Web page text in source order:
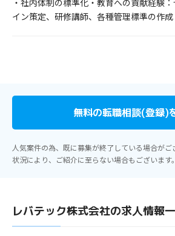
・社内体制の標準化・教育への貢献経験
イン策定、研修講師、各種管理標準の作
無料の転職相談(登録)
人気案件の為、既に募集が終了している場合がご
状況により、ご紹介に至らない場合もございます
レバテック株式会社の求人情報